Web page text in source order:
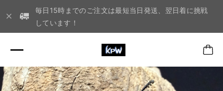
毎日15時までのご注文は最短当日発送、翌日着に挑戦
しています！